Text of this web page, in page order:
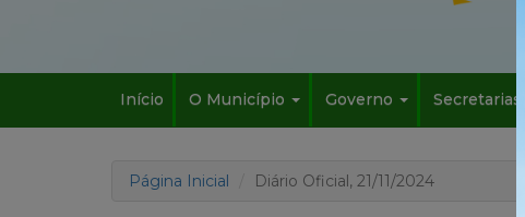
Início O Município Governo Secretarias
Página Inicial Diário Oficial, 21/11/2024